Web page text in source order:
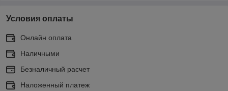
Условия оплаты
Онлайн оплата
Наличными
Безналичный расчет
Наложенный платеж